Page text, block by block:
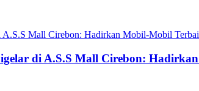
di A.S.S Mall Cirebon: